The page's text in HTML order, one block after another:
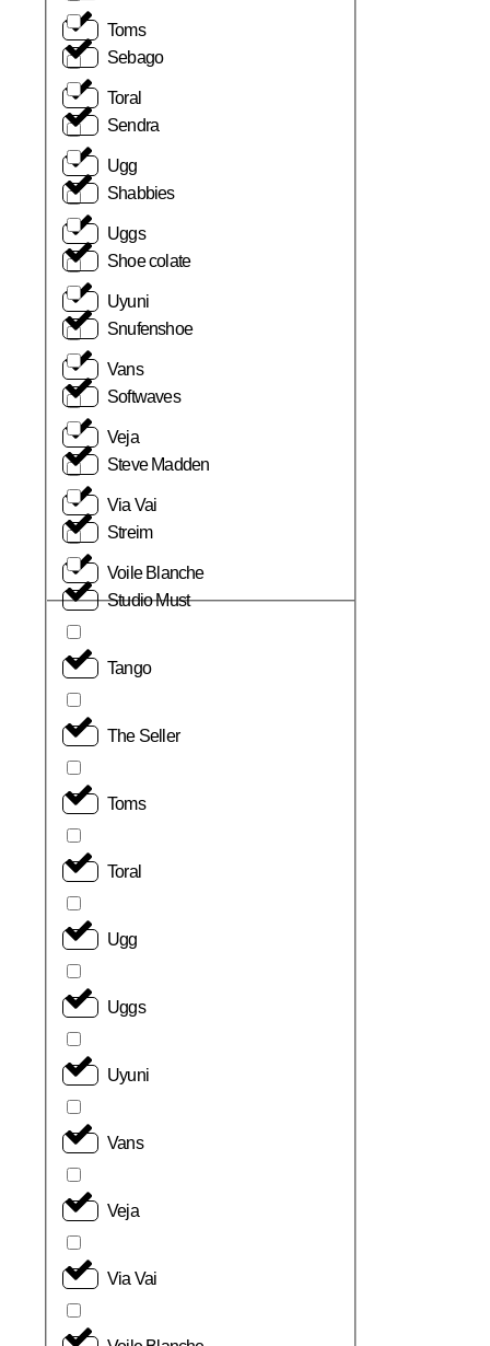
Toms
Toral
Ugg
Uggs
Uyuni
Vans
Veja
Via Vai
Voile Blanche
Sebago
Sendra
Shabbies
Shoe colate
Snufenshoe
Softwaves
Steve Madden
Streim
Studio Must
Tango
The Seller
Toms
Toral
Ugg
Uggs
Uyuni
Vans
Veja
Via Vai